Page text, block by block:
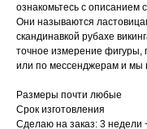
ознакомьтесь с
Они называются
скандинавкой рубахе
точное измерение фигуры,
или по мессенджерам и мы
Размеры почти любые
Срок изготовления
Сделаю на заказ: 3 недели